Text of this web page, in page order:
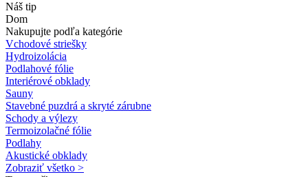
Náš tip
Dom
Nakupujte podľa kategórie
Vchodové striešky
Hydroizolácia
Podlahové fólie
Interiérové obklady
Sauny
Stavebné puzdrá a skryté zárubne
Schody a výlezy
Termoizolačné fólie
Podlahy
Akustické obklady
Zobraziť všetko >